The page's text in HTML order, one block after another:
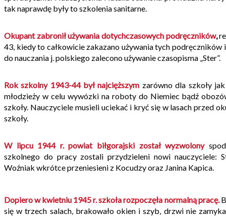
tak naprawdę były to szkolenia sanitarne.
Okupant zabronił używania dotychczasowych podręczników,
43, kiedy to całkowicie zakazano używania tych podręczników
do nauczania j. polskiego zalecono używanie czasopisma „Ster”.
Rok szkolny 1943-44 był najcięższym zarówno dla szkoły
młodzieży w celu wywózki na roboty do Niemiec bądź
szkoły. Nauczyciele musieli uciekać i kryć się w lasach przed
szkoły.
W lipcu 1944 r. powiat biłgorajski został wyzwolonyspod
szkolnego do pracy zostali przydzieleni nowi nauczyciele:
Woźniak wkrótce przeniesieni z Kocudzy oraz Janina Kapica.
Dopiero w kwietniu 1945 r. szkoła rozpoczęła normalną pracę.
się w trzech salach, brakowało okien i szyb, drzwi nie